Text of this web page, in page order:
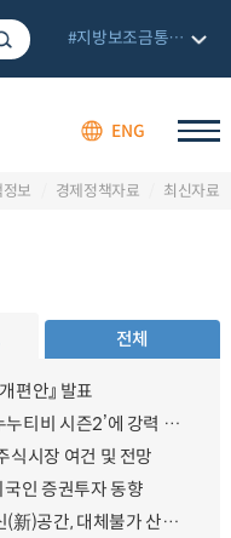
ENG
#지방보조금통합관리망
보 경제정책자료 최신자료
전체
편안』 발표
과기정통부, ‘누누티비 시즌2’에 강력 대응 의지 밝혀
식시장 여건 및 전망
인 증권투자 동향
“초(超)성장+신(新)공간, 대체불가 산업강국”